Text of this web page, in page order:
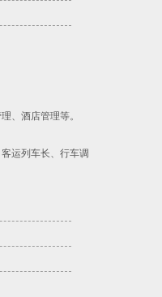
、酒店管理等。
运列车长、行车调